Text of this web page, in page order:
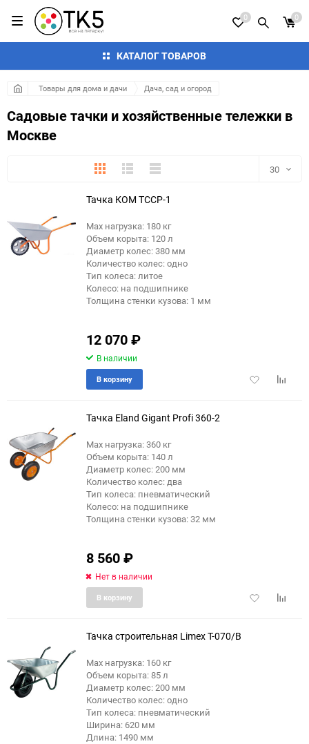
КАТАЛОГ ТОВАРОВ
0 0
Товары для дома и дачи Дача, сад и огород
Садовые тачки и хозяйственные тележки в
Москве
ПлиткаПодробноКомпактно 30
Тачка КОМ ТССР-1
Max нагрузка: 180 кг
Объем корыта: 120 л
Диаметр колес: 380 мм
Количество колес: одно
Тип колеса: литое
Колесо: на подшипнике
Толщина стенки кузова: 1 мм
12 070₽
В наличии
Добавить
В корзину
Тачка Eland Gigant Profi 360-2
Max нагрузка: 360 кг
Объем корыта: 140 л
Диаметр колес: 200 мм
Количество колес: два
Тип колеса: пневматический
Колесо: на подшипнике
Толщина стенки кузова: 32 мм
8 560₽
Нет в наличии
Добавить
В корзину
Тачка строительная Limex T-070/B
Max нагрузка: 160 кг
Объем корыта: 85 л
Диаметр колес: 200 мм
Количество колес: одно
Тип колеса: пневматический
Ширина: 620 мм
Длина: 1490 мм